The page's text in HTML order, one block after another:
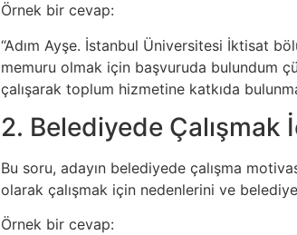
Örnek bir cevap:
“Adım Ayşe. İstanbul Üniversitesi İktisat
memuru olmak için başvuruda bulundum
çalışarak toplum hizmetine katkıda
2. Belediyede
Bu soru, adayın belediyede çalışma
olarak çalışmak için nedenlerini ve
Örnek bir cevap: